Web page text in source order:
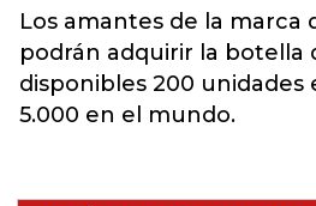
Los amantes de la marca
podrán adquirir la botella
disponibles 200 unidades
5.000 en el mundo.